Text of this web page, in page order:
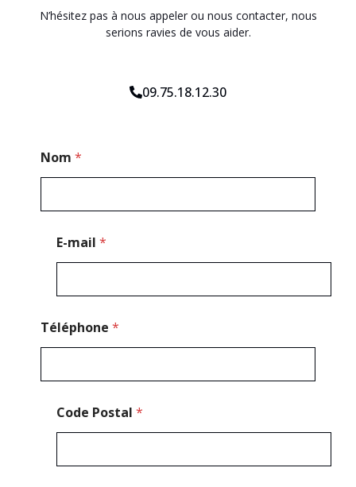
N’hésitez pas à nous appeler ou nous contacter, nous
serions ravies de vous aider.
09.75.18.12.30
Nom *
E-mail *
Téléphone *
Code Postal *